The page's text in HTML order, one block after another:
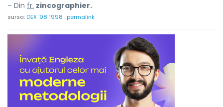
– Din fr. zincographier.
sursa:DEX '98 1998 permalink